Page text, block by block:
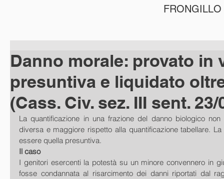
Danno morale: provato in
presuntiva e liquidato
(Cass. Civ. sez. III sent. 23/
La quantificazione in una frazione del danno biologico
diversa e maggiore rispetto alla quantificazione tabellare.
essere quella presuntiva.
Il caso
I genitori esercenti la potestà su un minore convennero in
fosse condannata al risarcimento dei danni riportati dal